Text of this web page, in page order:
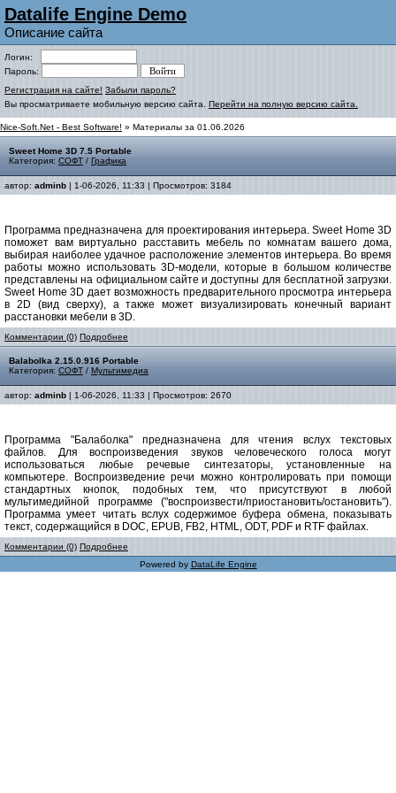
Datalife Engine Demo
Описание сайта
Логин:
Пароль:
Регистрация на сайте! Забыли пароль?
Вы просматриваете мобильную версию сайта. Перейти на полную версию сайта.
Nice-Soft.Net - Best Software! » Материалы за 01.06.2026
Sweet Home 3D 7.5 Portable
Категория: СОФТ / Графика
автор: adminb | 1-06-2026, 11:33 | Просмотров: 3184
Программа предназначена для проектирования интерьера. Sweet Home 3D
поможет вам виртуально расставить мебель по комнатам вашего дома,
выбирая наиболее удачное расположение элементов интерьера. Во время
работы можно использовать 3D-модели, которые в большом количестве
представлены на официальном сайте и доступны для бесплатной загрузки.
Sweet Home 3D дает возможность предварительного просмотра интерьера
в 2D (вид сверху), а также может визуализировать конечный вариант
расстановки мебели в 3D.
Комментарии (0) Подробнее
Balabolka 2.15.0.916 Portable
Категория: СОФТ / Мультимедиа
автор: adminb | 1-06-2026, 11:33 | Просмотров: 2670
Программа "Балаболка" предназначена для чтения вслух текстовых
файлов. Для воспроизведения звуков человеческого голоса могут
использоваться любые речевые синтезаторы, установленные на
компьютере. Воспроизведение речи можно контролировать при помощи
стандартных кнопок, подобных тем, что присутствуют в любой
мультимедийной программе ("воспроизвести/приостановить/остановить").
Программа умеет читать вслух содержимое буфера обмена, показывать
текст, содержащийся в DOC, EPUB, FB2, HTML, ODT, PDF и RTF файлах.
Комментарии (0) Подробнее
Powered by DataLife Engine